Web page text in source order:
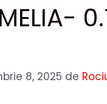
8, 2025 de